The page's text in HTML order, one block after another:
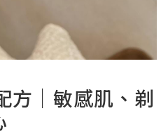
方｜敏感肌、剃